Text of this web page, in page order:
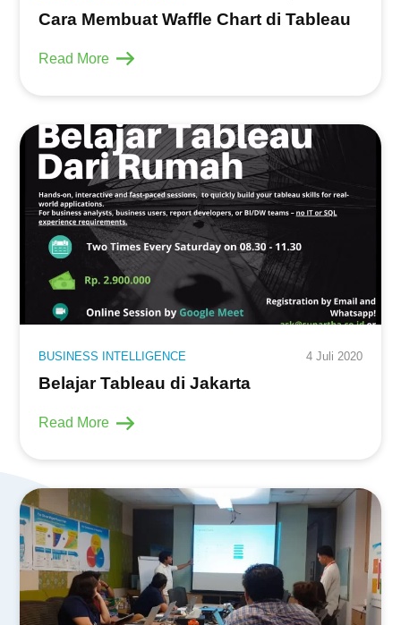
Cara Membuat Waffle Chart di Tableau
Read More
BUSINESS INTELLIGENCE 4 Juli 2020
Belajar Tableau di Jakarta
Read More